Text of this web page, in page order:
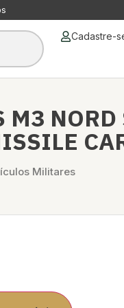
Cadastre-
M3 NORD
Militares